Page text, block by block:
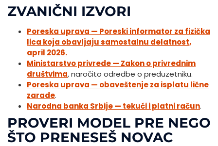
ZVANIČNI IZVORI
Poreska uprava — Poreski informator za fizička
lica koja obavljaju samostalnu delatnost,
april 2026.
Ministarstvo privrede — Zakon o privrednim
društvima, naročito odredbe o preduzetniku.
Poreska uprava — obaveštenje za isplatu lične
zarade.
Narodna banka Srbije — tekući i platni račun.
PROVERI MODEL PRE NEGO
ŠTO PRENESEŠ NOVAC